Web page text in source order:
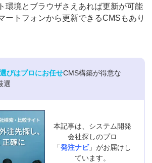
環境とブラウザさえあれば更新が可能
ートフォンから更新できるCMSもあり
びはプロにお任せCMS構築が得意な
選
本記事は、システム開発
会社探しのプロ
「発注ナビ」がお届けし
ています。